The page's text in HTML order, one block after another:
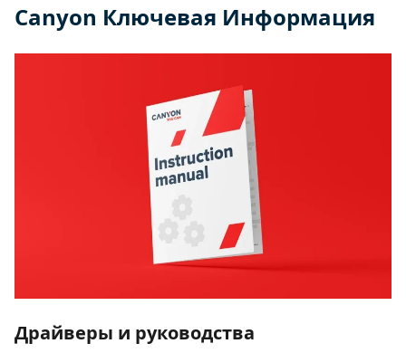
Canyon Ключевая Информация
Драйверы и руководства